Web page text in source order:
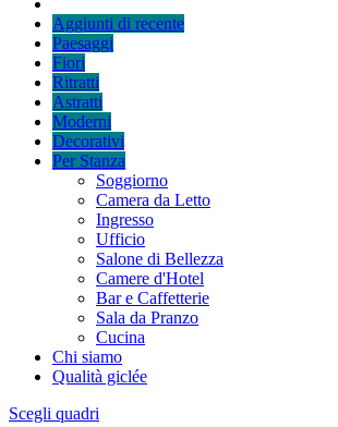
Aggiunti di recente
Paesaggi
Fiori
Ritratti
Astratti
Moderni
Decorativi
Per Stanza
Soggiorno
Camera da Letto
Ingresso
Ufficio
Salone di Bellezza
Camere d'Hotel
Bar e Caffetterie
Sala da Pranzo
Cucina
Chi siamo
Qualità giclée
Scegli quadri